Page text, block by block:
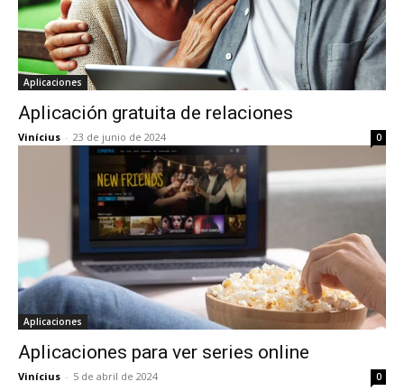
Aplicaciones
Aplicación gratuita de relaciones
Vinícius - 23 de junio de 2024 0
Aplicaciones
Aplicaciones para ver series online
Vinícius - 5 de abril de 2024 0